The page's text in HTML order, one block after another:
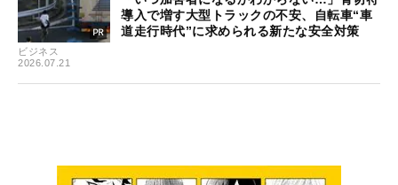
ビジネス
2026.07.21
導入で増す大型トラックの不安、自転車“車
道走行時代”に求められる新たな安全対策